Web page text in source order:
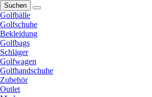
Suchen
Golfbälle
Golfschuhe
Bekleidung
Golfbags
Schläger
Golfwagen
Golfhandschuhe
Zubehör
Outlet